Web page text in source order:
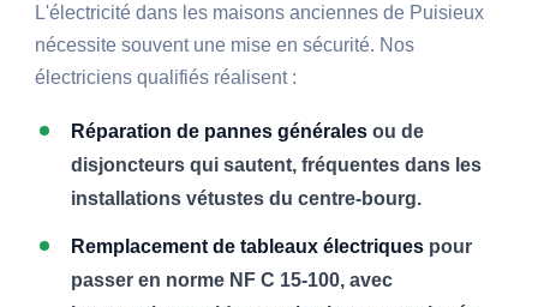
L'électricité dans les maisons anciennes de Puisieux
nécessite souvent une mise en sécurité. Nos
électriciens qualifiés réalisent :
Réparation de pannes générales ou de
disjoncteurs qui sautent, fréquentes dans les
installations vétustes du centre-bourg.
Remplacement de tableaux électriques pour
passer en norme NF C 15-100, avec